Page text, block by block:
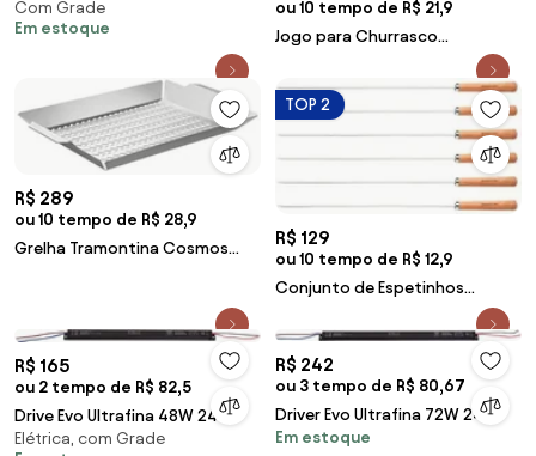
Grelha
Com Grade
Em estoque
ou 10 tempo de R$ 21,9
Jogo para Churrasco
Tramontina em Aço Inox com
Cabo Castanho Polywood 3
Peças
R$ 289
ou 10 tempo de R$ 28,9
Grelha Tramontina Cosmos
TOP 2
R$ 129
ou 10 tempo de R$ 12,9
Conjunto de Espetinhos
Tramontina 6 Peças Aço Inox
com Cabo de Madeira 50 cm
R$ 165
ou 2 tempo de R$ 82,5
Drive Evo Ultrafina 48W 24V
Preto
Elétrica, com Grade
R$ 242
ou 3 tempo de R$ 80,67
Driver Evo Ultrafina 72W 24V
Preto
Em estoque